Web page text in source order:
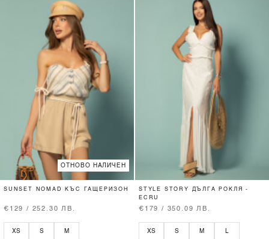
ОТНОВО НАЛИЧЕН
SUNSET NOMAD КЪС ГАЩЕРИЗОН
€129 / 252.30 ЛВ.
XS S M
STYLE STORY ДЪЛГА РОКЛЯ -
ECRU
€179 / 350.09 ЛВ.
XS S M